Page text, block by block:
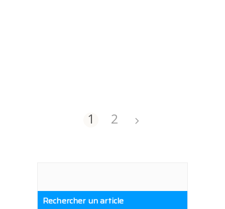
1 2
Rechercher un article